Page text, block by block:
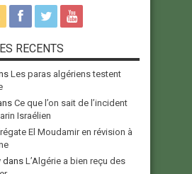
RECENTS
Les paras algériens testent
Ce que l’on sait de l’incident
Israélien
El Moudamir en révision à
dans L’Algérie a bien reçu des